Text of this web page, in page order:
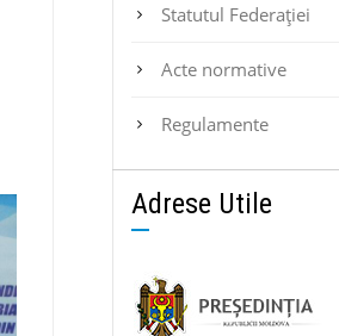
Statutul Federaţiei
Acte normative
Regulamente
Adrese Utile